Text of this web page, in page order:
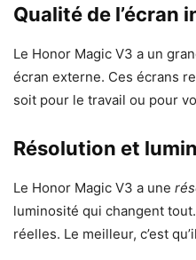
Qualité de l’écran
Le Honor Magic V3 a un
écran externe. Ces écrans
soit pour le travail ou pour
Résolution et
Le Honor Magic V3 a une
luminosité qui changent
réelles. Le meilleur, c’est